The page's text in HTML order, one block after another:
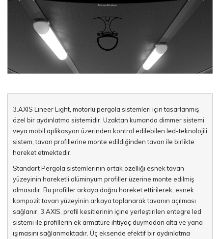
3.AXIS Lineer Light, motorlu pergola sistemleri için tasarlanmış
özel bir aydınlatma sistemidir. Uzaktan kumanda dimmer sistemi
veya mobil aplikasyon üzerinden kontrol edilebilen led-teknolojili
sistem, tavan profillerine monte edildiğinden tavan ile birlikte
hareket etmektedir.
Standart Pergola sistemlerinin ortak özelliği esnek tavan
yüzeyinin hareketli alüminyum profiller üzerine monte edilmiş
olmasıdır. Bu profiller arkaya doğru hareket ettirilerek, esnek
kompozit tavan yüzeyinin arkaya toplanarak tavanın açılması
sağlanır. 3.AXIS, profil kesitlerinin içine yerleştirilen entegre led
sistemi ile profillerin ek armatüre ihtiyaç duymadan alta ve yana
ışımasını sağlanmaktadır. Üç eksende efektif bir aydınlatma